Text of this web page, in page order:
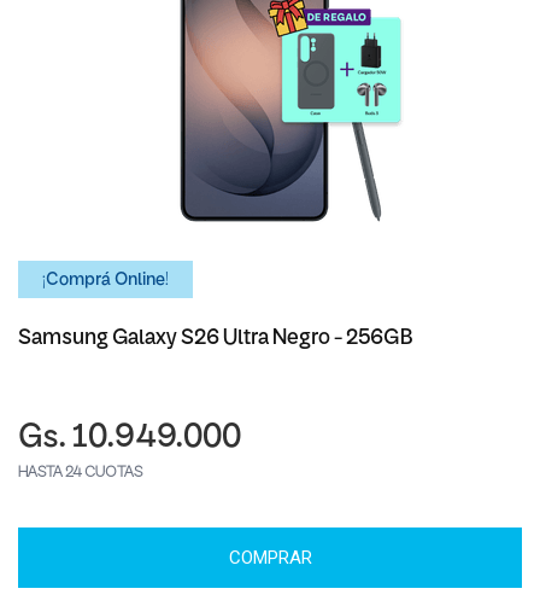
¡Comprá Online!
Samsung Galaxy S26 Ultra Negro - 256GB
Gs. 10.949.000
HASTA 24 CUOTAS
COMPRAR